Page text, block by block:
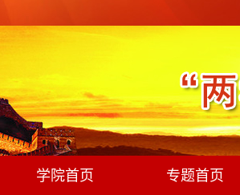
学院首页 专题首页